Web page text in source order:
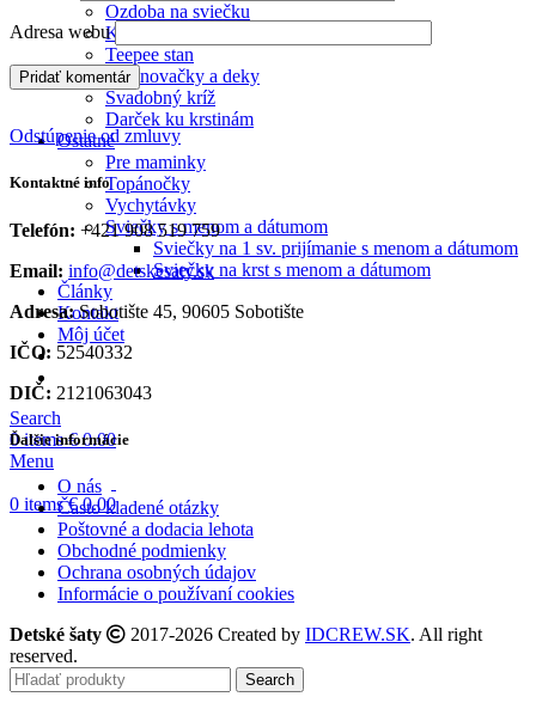
Ozdoba na sviečku
Krstné košieľky
Teepee stan
Zavinovačky a deky
Svadobný kríž
Darček ku krstinám
Ostatné
Pre maminky
Topánočky
Vychytávky
Sviečky s menom a dátumom
Sviečky na 1 sv. prijímanie s menom a dátumom
Sviečky na krst s menom a dátumom
Články
Kontakt
Môj účet
Search
0items €0.00
Menu
0 items €0.00
Adresa webu
Odstúpenie od zmluvy
Kontaktné info
Telefón: +421 908 519 759
Email: info@detskesaty.sk
Adresa:Sobotište 45, 90605 Sobotište
IČO: 52540332
DIČ: 2121063043
Ďalšie informácie
O nás
Často kladené otázky
Poštovné a dodacia lehota
Obchodné podmienky
Ochrana osobných údajov
Informácie o používaní cookies
Detské šaty
2017-2026 Created by IDCREW.SK. All right
reserved.
Search